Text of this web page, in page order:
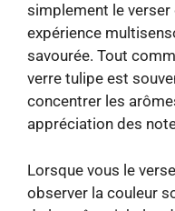
simplement le verser
expérience
savourée. Tout
verre tulipe est
concentrer les
appréciation des
Lorsque vous le
observer la couleur